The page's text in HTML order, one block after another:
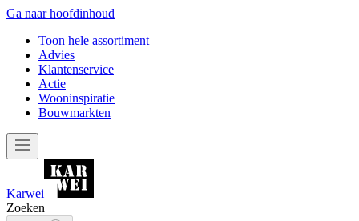
Ga naar hoofdinhoud
Toon hele assortiment
Advies
Klantenservice
Actie
Wooninspiratie
Bouwmarkten
Karwei
Zoeken